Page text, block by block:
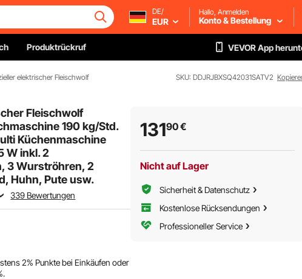
DE/
EUR
Hallo, Anmelden
Konto & Bestellung
Produktrückruf VEVOR App
elektrischer Fleischwolf SKU: DDJRJBXSQ42031SATV2
Fleischwolf
190 kg/Std.
Küchenmaschine
W inkl. 2
3 Wurströhren, 2
Huhn, Pute usw.
339 Bewertungen
2% Punkte bei Einkäufen oder
.
13190€
Nicht auf Lager
Sicherheit & Datenschutz
Kostenlose Rücksendungen
Professioneller Service